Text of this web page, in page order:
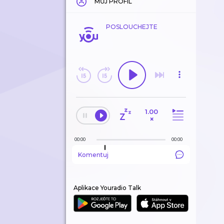
POSLOUCHEJTE
1.00
×
00:00 00:00
Komentuj
Aplikace Youradio Talk